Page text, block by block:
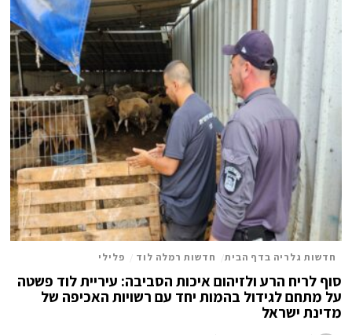
חדשות גלריה בדף הבית חדשות רמלה לוד פלילי
סוף לריח הרע ולזיהום איכות הסביבה: עיריית לוד פשטה
על מתחם לגידול בהמות יחד עם רשויות האכיפה של
מדינת ישראל